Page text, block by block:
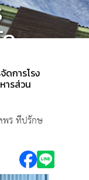
ดการโรง
ารส่วน
พร ทีปรักษ